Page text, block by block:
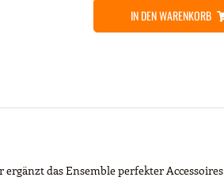
IN DEN WARENKORB
das Ensemble perfekter